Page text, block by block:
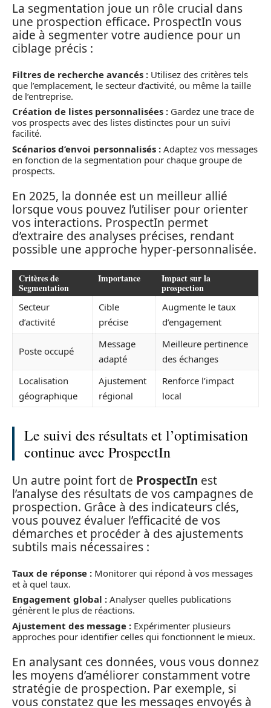
La segmentation joue un rôle crucial dans
une prospection efficace. ProspectIn vous
aide à segmenter votre audience pour un
ciblage précis :
Filtres de recherche avancés : Utilisez des critères tels
que l’emplacement, le secteur d’activité, ou même la taille
de l’entreprise.
Création de listes personnalisées : Gardez une trace de
vos prospects avec des listes distinctes pour un suivi
facilité.
Scénarios d’envoi personnalisés : Adaptez vos messages
en fonction de la segmentation pour chaque groupe de
prospects.
En 2025, la donnée est un meilleur allié
lorsque vous pouvez l’utiliser pour orienter
vos interactions. ProspectIn permet
d’extraire des analyses précises, rendant
possible une approche hyper-personnalisée.
Critères de
Segmentation
Importance Impact sur la
prospection
Secteur
d’activité
Cible
précise
Augmente le taux
d’engagement
Poste occupé
Message
adapté
Meilleure pertinence
des échanges
Localisation
géographique
Ajustement
régional
Renforce l’impact
local
Le suivi des résultats et l’optimisation
continue avec ProspectIn
Un autre point fort de ProspectIn est
l’analyse des résultats de vos campagnes de
prospection. Grâce à des indicateurs clés,
vous pouvez évaluer l’efficacité de vos
démarches et procéder à des ajustements
subtils mais nécessaires :
Taux de réponse : Monitorer qui répond à vos messages
et à quel taux.
Engagement global : Analyser quelles publications
génèrent le plus de réactions.
Ajustement des message : Expérimenter plusieurs
approches pour identifier celles qui fonctionnent le mieux.
En analysant ces données, vous vous donnez
les moyens d’améliorer constamment votre
stratégie de prospection. Par exemple, si
vous constatez que les messages envoyés à